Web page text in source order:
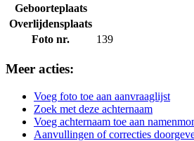
Geboorteplaats
Overlijdensplaats
Foto nr.
139
Meer acties:
Voeg foto toe aan aanvraaglijst
Zoek met deze achternaam
Voeg achternaam toe aan
Aanvullingen of correcties